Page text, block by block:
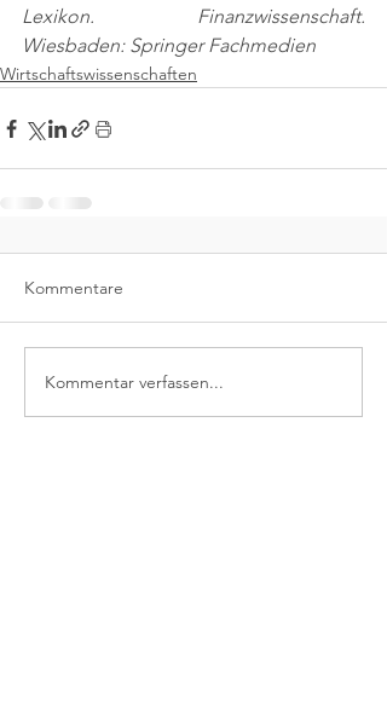
Lexikon. Finanzwissenschaft.
Wiesbaden: Springer Fachmedien
Wirtschaftswissenschaften
Kommentare
Kommentar verfassen...